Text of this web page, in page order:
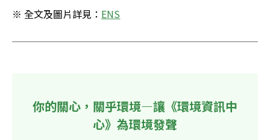
※ 全文及圖片詳見： ENS
你的關心，關乎環境—讓《環境資訊中
心》為環境發聲